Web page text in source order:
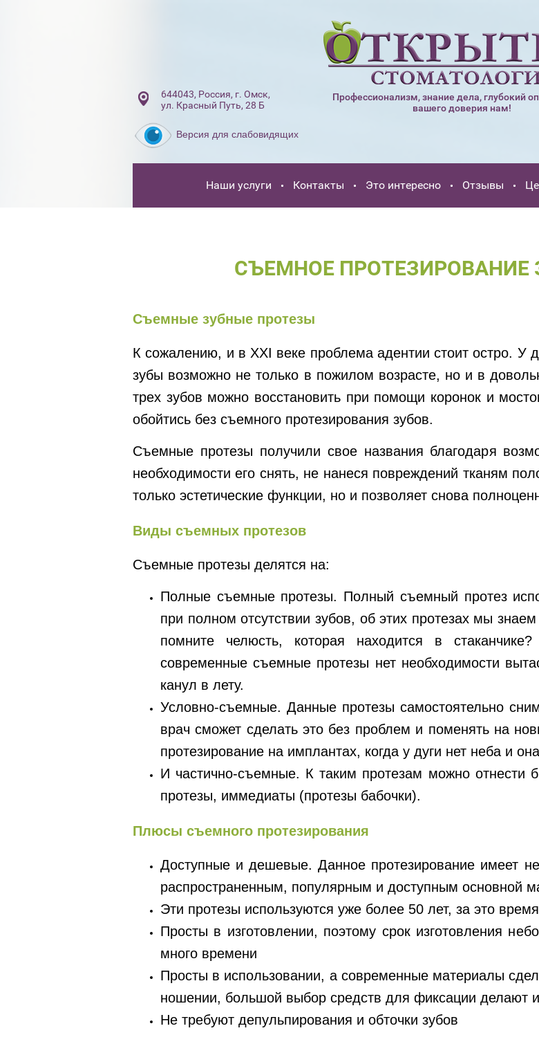
Профессионализм, знание дела, глубокий
вашего доверия нам!
Версия для слабовидящих
644043, Россия, г. Омск,
ул. Красный Путь, 28 Б
Наши услуги Контакты Это интересно Отзывы
СЪЕМНОЕ ПРОТЕЗИРОВАНИЕ
Съемные зубные протезы
К сожалению, и в XXI веке проблема адентии стоит остро. У
зубы возможно не только в пожилом возрасте, но и в
трех зубов можно восстановить при помощи коронок и
обойтись без съемного протезирования зубов.
Съемные протезы получили свое названия благодаря
необходимости его снять, не нанеся повреждений тканям
только эстетические функции, но и позволяет снова
Виды съемных протезов
Съемные протезы делятся на:
Полные съемные протезы. Полный съемный протез
при полном отсутствии зубов, об этих протезах мы
помните челюсть, которая находится в
современные съемные протезы нет необходимости
канул в лету.
Условно-съемные. Данные протезы самостоятельно
врач сможет сделать это без проблем и поменять на
протезирование на имплантах, когда у дуги нет неба и
И частично-съемные. К таким протезам можно отнести
протезы, иммедиаты (протезы бабочки).
Плюсы съемного протезирования
Доступные и дешевые. Данное протезирование имеет
распространенным, популярным и доступным основной
Эти протезы используются уже более 50 лет, за это
Просты в изготовлении, поэтому срок изготовления
много времени
Просты в использовании, а современные материалы
ношении, большой выбор средств для фиксации делают
Не требуют депульпирования и обточки зубов